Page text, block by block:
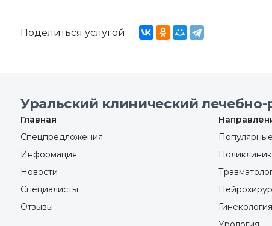
Поделиться услугой:
Уральский клинический
Главная
Спецпредложения
Информация
Новости
Специалисты
Отзывы
Гинекология